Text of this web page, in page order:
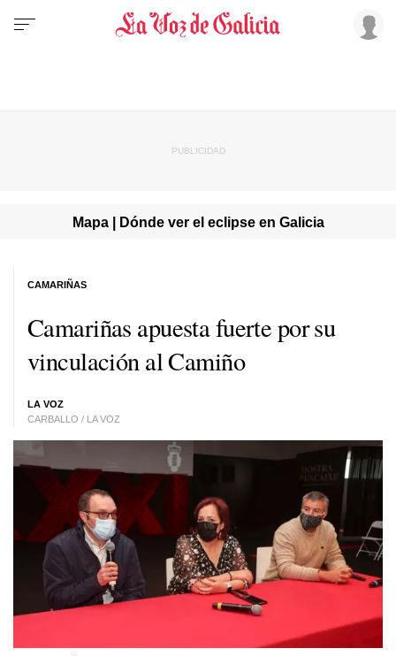
Mapa | Dónde ver el eclipse en Galicia
Camariñas apuesta fuerte por su
vinculación al Camiño
LA VOZ
CARBALLO / LA VOZ
CAMARIÑAS